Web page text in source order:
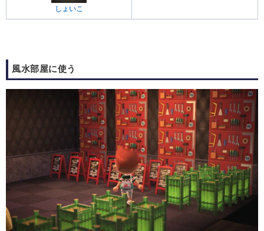
しょいこ
風水部屋に使う